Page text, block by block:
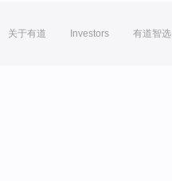
关于有道 Investors 有道智选